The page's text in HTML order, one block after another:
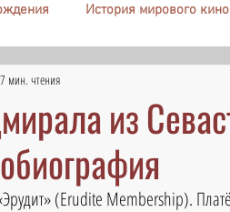
История мирового
из
7 мин. чтения
(Erudite Membership).